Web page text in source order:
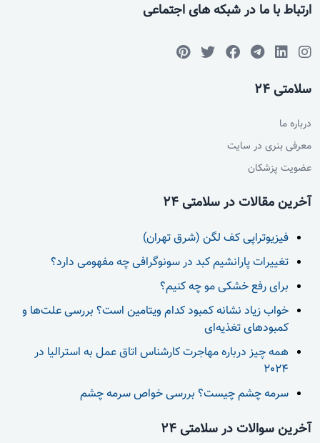
ارتباط با ما در شبکه های اجتماعی
سلامتی 24
درباره ما
معرفی بنری در سایت
عضویت پزشکان
آخرین مقالات در سلامتی 24
فیزیوتراپی کف لگن (شرق تهران)
تغییرات پارانشیم کبد در سونوگرافی چه مفهومی دارد؟
برای رفع خشکی مو چه کنیم؟
خواب زیاد نشانه کمبود کدام ویتامین است؟ بررسی علت‌ها و
کمبودهای تغذیه‌ای
همه چیز درباره مهاجرت کارشناس اتاق عمل به استرالیا در
2024
سرمه چشم چیست؟ بررسی خواص سرمه چشم
آخرین سوالات در سلامتی 24